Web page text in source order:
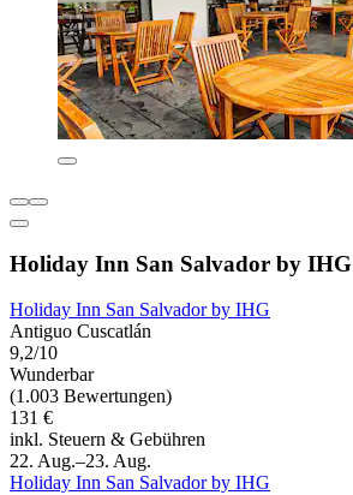
Holiday Inn San Salvador by IHG
Holiday Inn San Salvador by IHG
Antiguo Cuscatlán
9,2/10
Wunderbar
(1.003 Bewertungen)
131 €
inkl. Steuern & Gebühren
22. Aug.–23. Aug.
Holiday Inn San Salvador by IHG